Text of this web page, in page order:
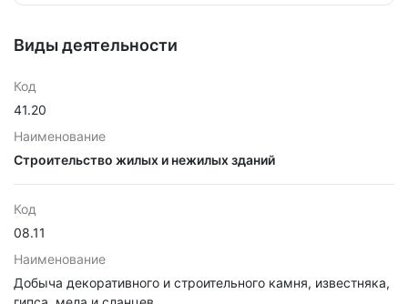
Виды деятельности
Код
41.20
Наименование
Строительство жилых и нежилых зданий
Код
08.11
Наименование
Добыча декоративного и строительного камня, известняка,